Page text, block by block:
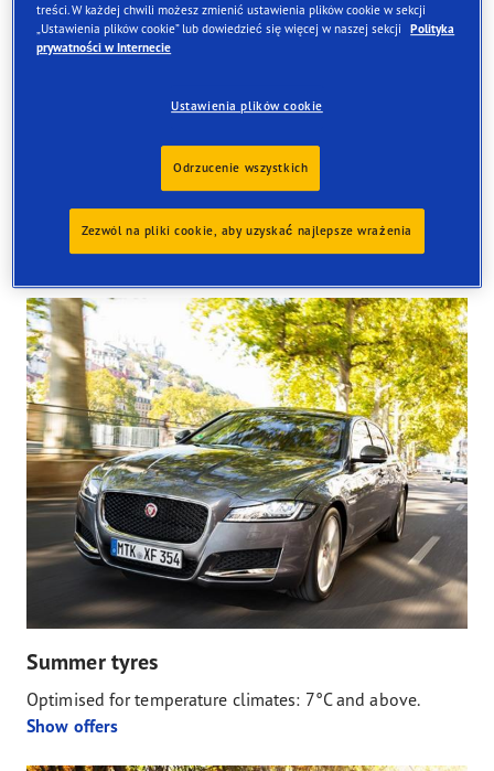
Znajdź opony
Tyres available at the store
Summer tyres
Optimised for temperature climates: 7°C and above.
Show offers
treści. W każdej chwili możesz zmienić ustawienia plików cookie w sekcji
„Ustawienia plików cookie” lub dowiedzieć się więcej w naszej sekcji
Polityka
prywatności w Internecie
Ustawienia plików cookie
Odrzucenie wszystkich
Zezwól na pliki cookie, aby uzyskać najlepsze wrażenia